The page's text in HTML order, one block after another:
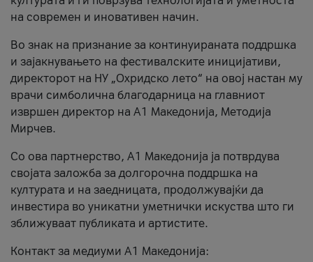
на современ и иновативен начин.
Во знак на признание за континуираната поддршка
и зајакнувањето на фестивалските иницијативи,
директорот на НУ „Охридско лето“ на овој настан му
врачи симболична благодарница на главниот
извршен директор на A1 Македонија, Методија
Мирчев.
Со ова партнерство, A1 Македонија ја потврдува
својата заложба за долгорочна поддршка на
културата и на заедницата, продолжувајќи да
инвестира во уникатни уметнички искуства што ги
зближуваат публиката и артистите.
Контакт за медиуми А1 Македонија: